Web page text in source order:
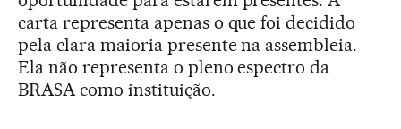
carta representa apenas o que foi decidido
pela clara maioria presente na assembleia.
Ela não representa o pleno espectro da
BRASA como instituição.